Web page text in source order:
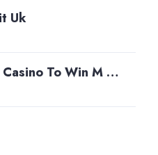
Uk
To Win M …